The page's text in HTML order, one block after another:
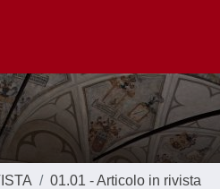
01.01 - Articolo in rivista